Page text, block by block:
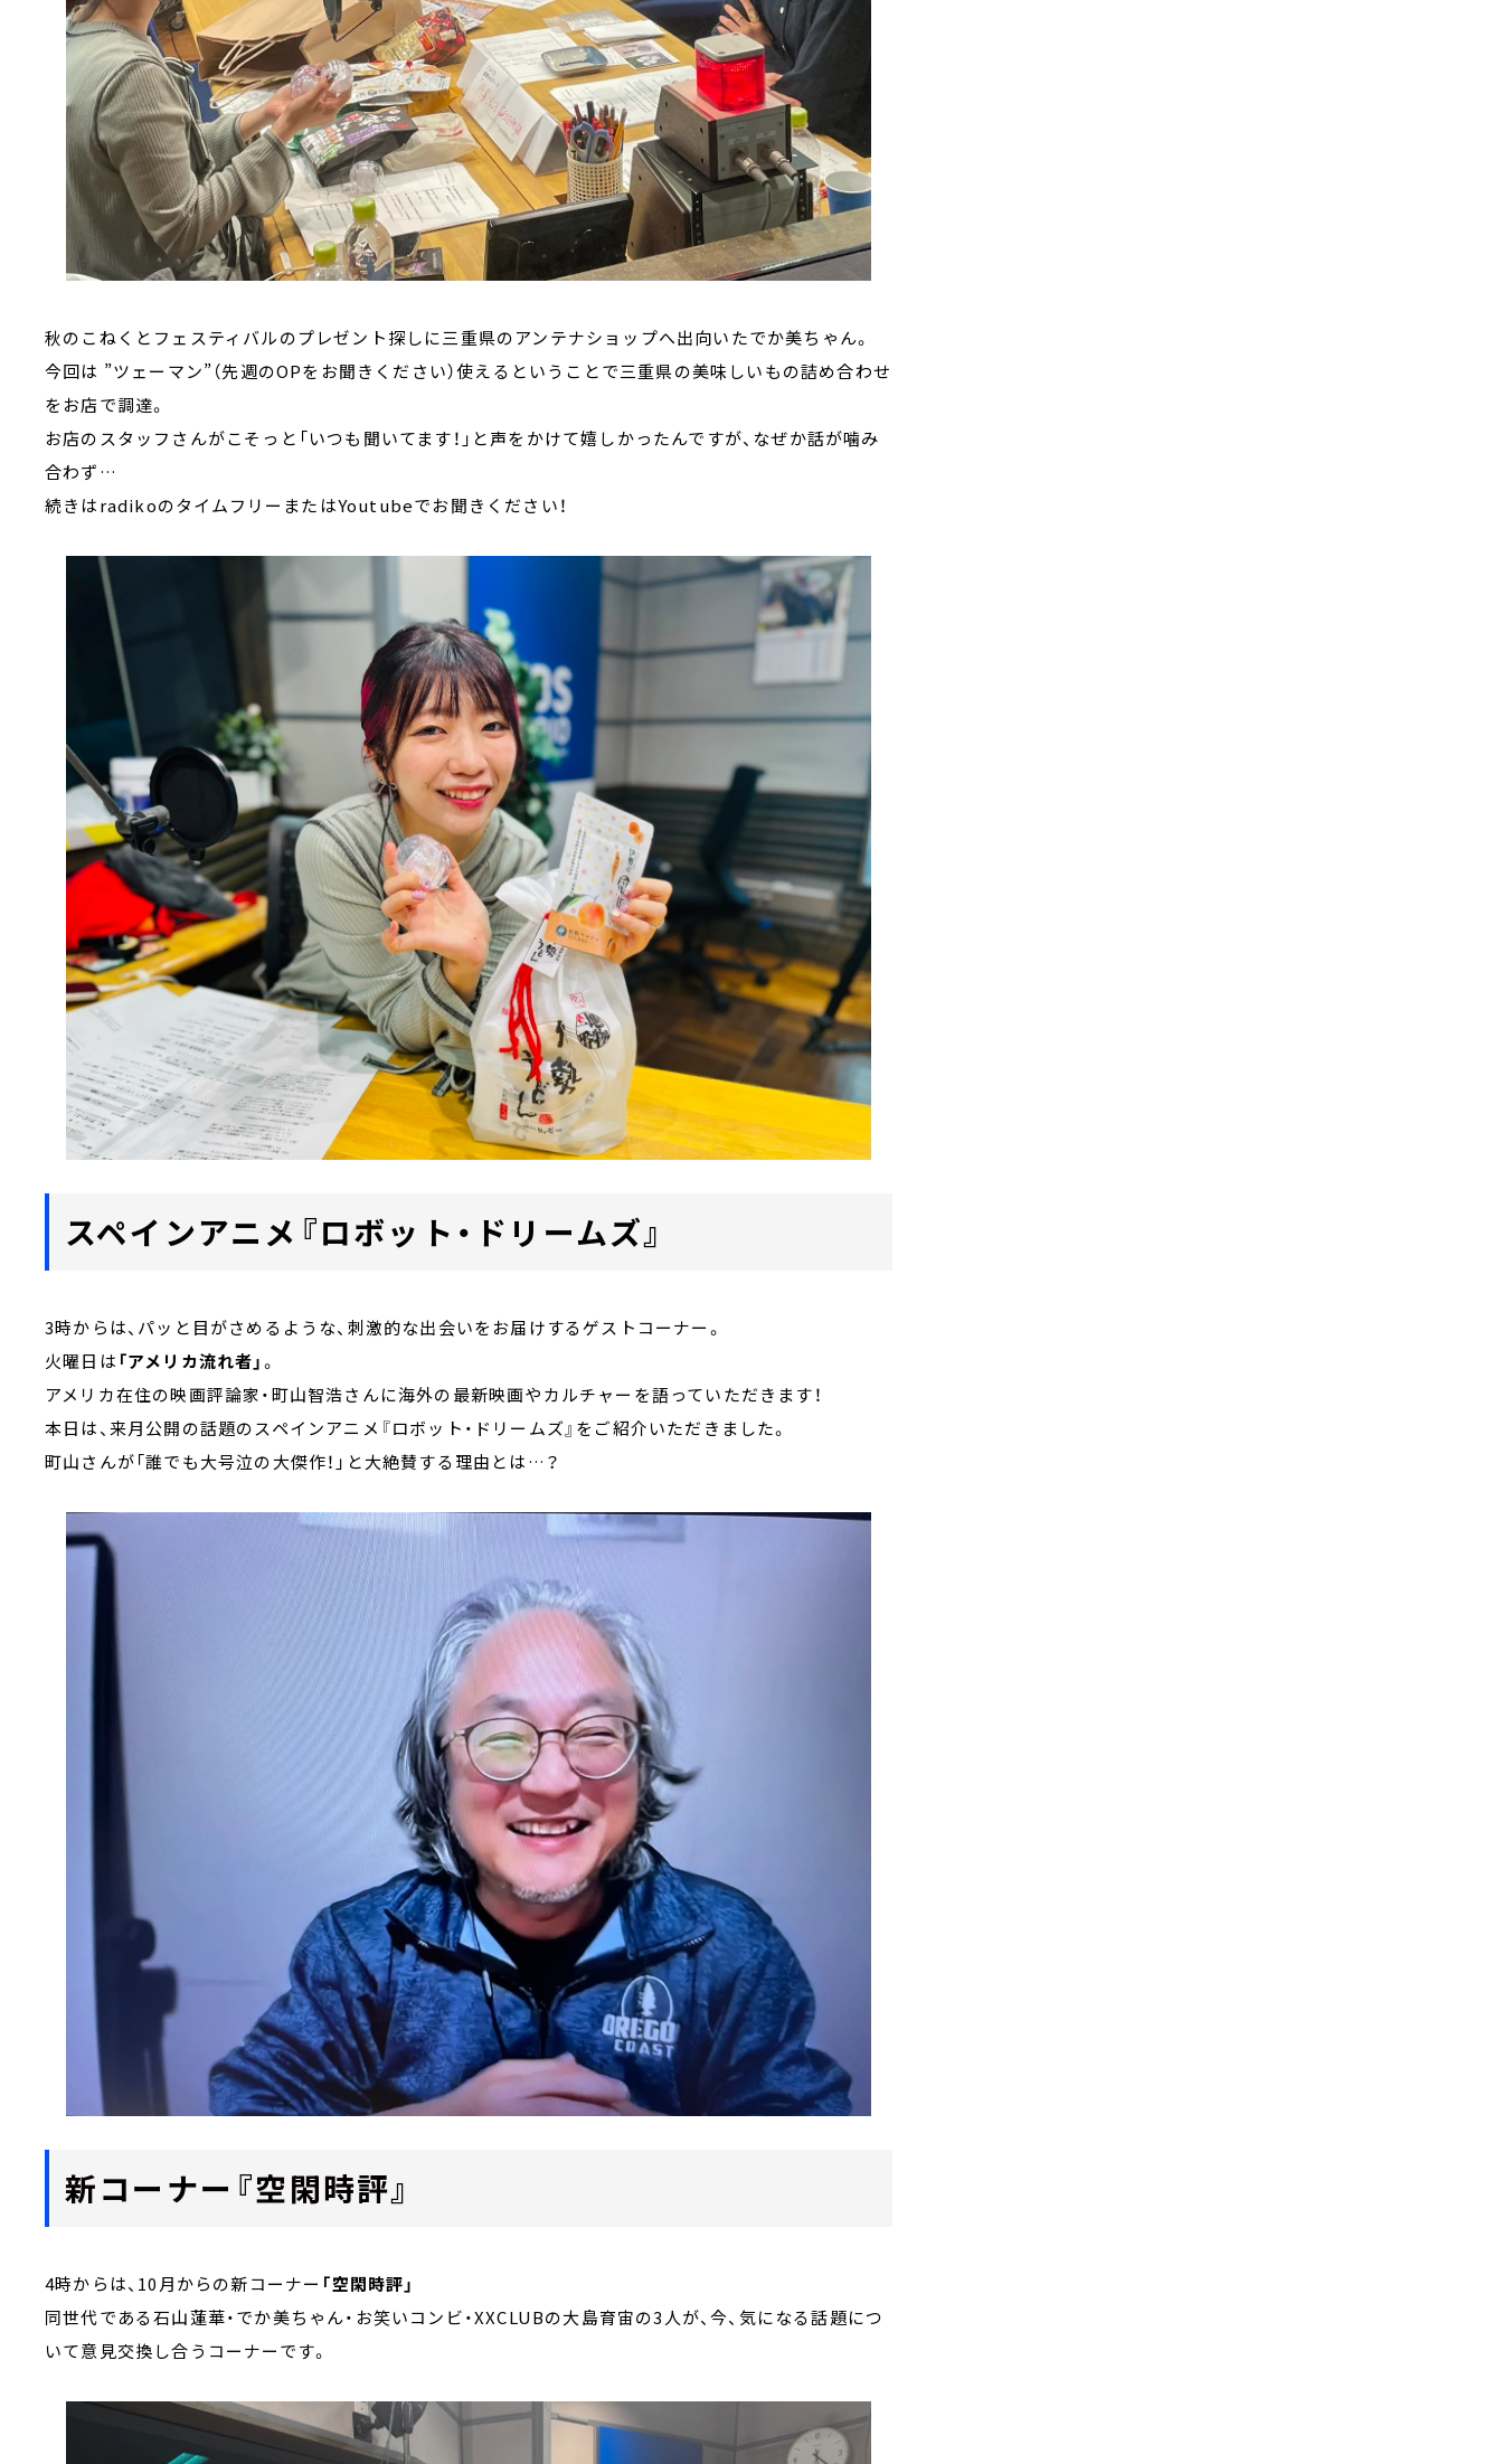
秋のこねくとフェスティバルのプレゼント探しに三重県のアンテナショップへ出向いたでか美ちゃん。
今回は ”ツェーマン”（先週のOPをお聞きください）使えるということで三重県の美味しいもの詰め合わせ
をお店で調達。
お店のスタッフさんがこそっと「いつも聞いてます！」と声をかけて嬉しかったんですが、なぜか話が噛み
合わず…
続きはradikoのタイムフリーまたはYoutubeでお聞きください！
スペインアニメ『ロボット・ドリームズ』
3時からは、パッと目がさめるような、刺激的な出会いをお届けするゲストコーナー。
火曜日は 「アメリカ流れ者」。
アメリカ在住の映画評論家・町山智浩さんに海外の最新映画やカルチャーを語っていただきます！
本日は、来月公開の話題のスペインアニメ『ロボット・ドリームズ』をご紹介いただきました。
町山さんが「誰でも大号泣の大傑作！」と大絶賛する理由とは…？
新コーナー『空閑時評』
4時からは、10月からの新コーナー 「空閑時評」
同世代である石山蓮華・でか美ちゃん・お笑いコンビ・XXCLUBの大島育宙の3人が、今、気になる話題につ
いて意見交換し合うコーナーです。